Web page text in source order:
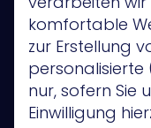
Privacy Policy
Anwendungsfälle
Privacy Policy
komfortable
zur Erstellung
nur, sofern Sie
Einwilligung